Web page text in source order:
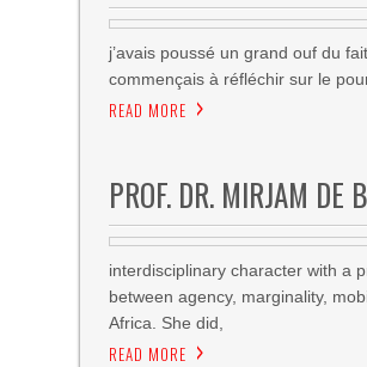
j’avais poussé un grand ouf du
commençais à réfléchir sur le
READ MORE
PROF. DR. MIRJAM DE
interdisciplinary character with a
between agency, marginality,
Africa. She did,
READ MORE